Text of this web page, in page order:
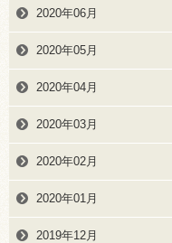
2020年06月
2020年05月
2020年04月
2020年03月
2020年02月
2020年01月
2019年12月